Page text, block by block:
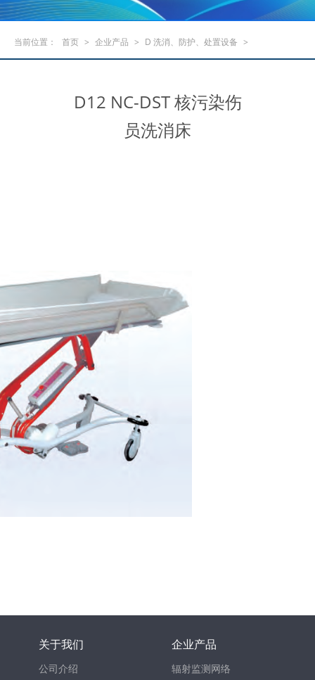
当前位置： 首页 > 企业产品 > D 洗消、防护、处置设备 >
D12 NC-DST 核污染伤
员洗消床
关于我们
公司介绍
企业产品
辐射监测网络